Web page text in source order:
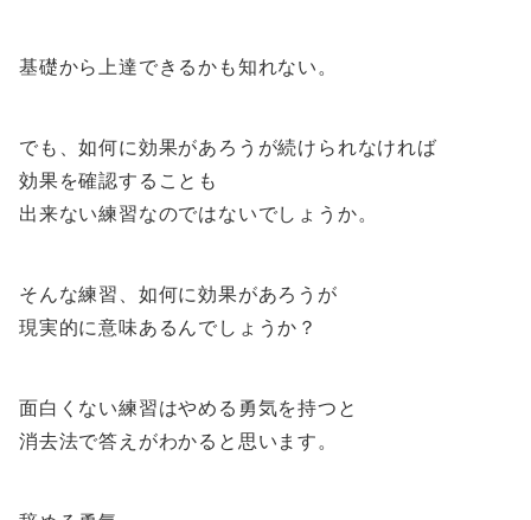
基礎から上達できるかも知れない。
でも、如何に効果があろうが続けられなければ
効果を確認することも
出来ない練習なのではないでしょうか。
そんな練習、如何に効果があろうが
現実的に意味あるんでしょうか？
面白くない練習はやめる勇気を持つと
消去法で答えがわかると思います。